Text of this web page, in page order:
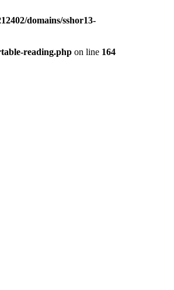
domains/sshor13-
reading.php on line 164